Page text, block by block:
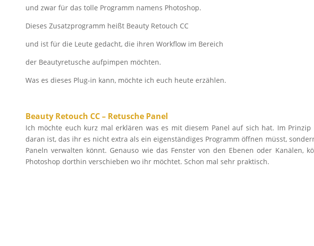
und zwar für das tolle Programm namens Photoshop.
Dieses Zusatzprogramm heißt Beauty Retouch CC
und ist für die Leute gedacht, die ihren Workflow im Bereich
der Beautyretusche aufpimpen möchten.
Was es dieses Plug-in kann, möchte ich euch heute erzählen.
Beauty Retouch CC – Retusche Panel
Ich möchte euch kurz mal erklären was es mit diesem Panel auf sich hat. Im
daran ist, das ihr es nicht extra als ein eigenständiges Programm öffnen müsst,
Paneln verwalten könnt. Genauso wie das Fenster von den Ebenen oder Kanälen,
Photoshop dorthin verschieben wo ihr möchtet. Schon mal sehr praktisch.